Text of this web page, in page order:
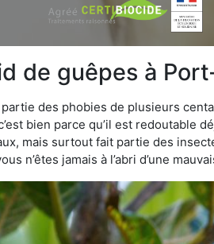
de guêpes à
des phobies de plusieurs
bien parce qu’il est redoutable
mais surtout fait partie des
n’êtes jamais à l’abri d’une